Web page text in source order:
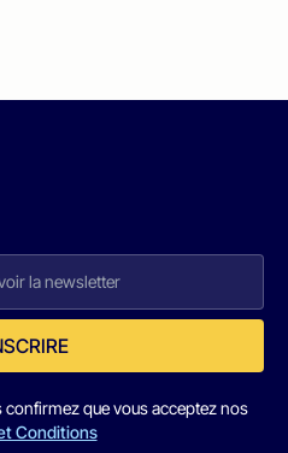
que vous acceptez nos
Conditions